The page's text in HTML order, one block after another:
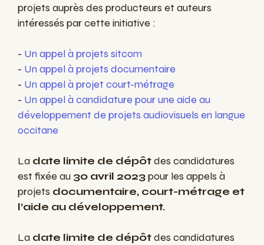
projets auprès des producteurs et auteurs
intéressés par cette initiative :
- Un appel à projets sitcom
- Un appel à projets documentaire
- Un appel à projet court-métrage
- Un appel à candidature pour une aide au
développement de projets audiovisuels en langue
occitane
La date limite de dépôtdes candidatures
est fixée au 30 avril 2023pour les appels à
projets documentaire, court-métrage et
l’aide au développement.
La date limite de dépôtdes candidatures